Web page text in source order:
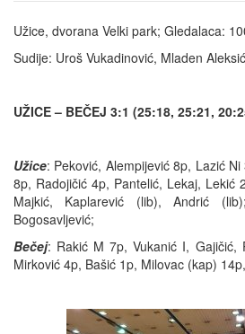
Užice, dvorana Velki park; Gledalaca:
Sudije: Uroš Vukadinović, Mladen
UŽICE – BEČEJ 3:1 (25:18, 25:21,
Užice: Peković, Alempijević 8p, Lazić
8p, Radojičić 4p, Pantelić, Lekaj, Lekić
Majkić, Kaplarević (lib), Andrić
Bogosavljević;
Bečej: Rakić M 7p, Vukanić I, Gajičić,
Mirković 4p, Bašić 1p, Milovac (kap)